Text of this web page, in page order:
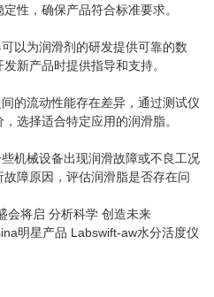
性，确保产品符合标准要求。
为润滑剂的研发提供可靠的数
新产品时提供指导和支持。
流动性能存在差异，通过测试仪
选择适合特定应用的润滑脂。
械设备出现润滑故障或不良工况
障原因，评估润滑脂是否存在问
会将启 分析科学 创造未来
明星产品 Labswift-aw水分活度仪